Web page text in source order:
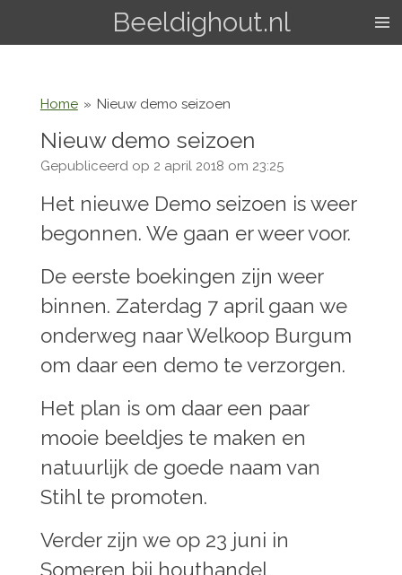
hoofdinhoud
Beeldighout.nl
Home » Nieuw demo seizoen
Nieuw demo seizoen
Gepubliceerd op 2 april 2018 om 23:25
Het nieuwe Demo seizoen is weer
begonnen. We gaan er weer voor.
De eerste boekingen zijn weer
binnen. Zaterdag 7 april gaan we
onderweg naar Welkoop Burgum
om daar een demo te verzorgen.
Het plan is om daar een paar
mooie beeldjes te maken en
natuurlijk de goede naam van
Stihl te promoten.
Verder zijn we op 23 juni in
Someren bij houthandel